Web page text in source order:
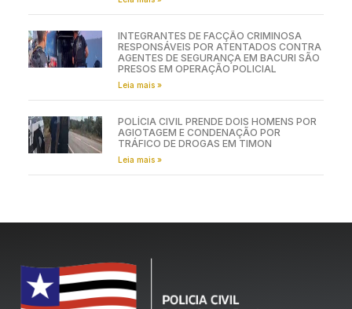
INTEGRANTES DE FACÇÃO CRIMINOSA
RESPONSÁVEIS POR ATENTADOS CONTRA
AGENTES DE SEGURANÇA EM BACURI SÃO
PRESOS EM OPERAÇÃO POLICIAL
Leia mais »
POLÍCIA CIVIL PRENDE DOIS HOMENS POR
AGIOTAGEM E CONDENAÇÃO POR
TRÁFICO DE DROGAS EM TIMON
Leia mais »